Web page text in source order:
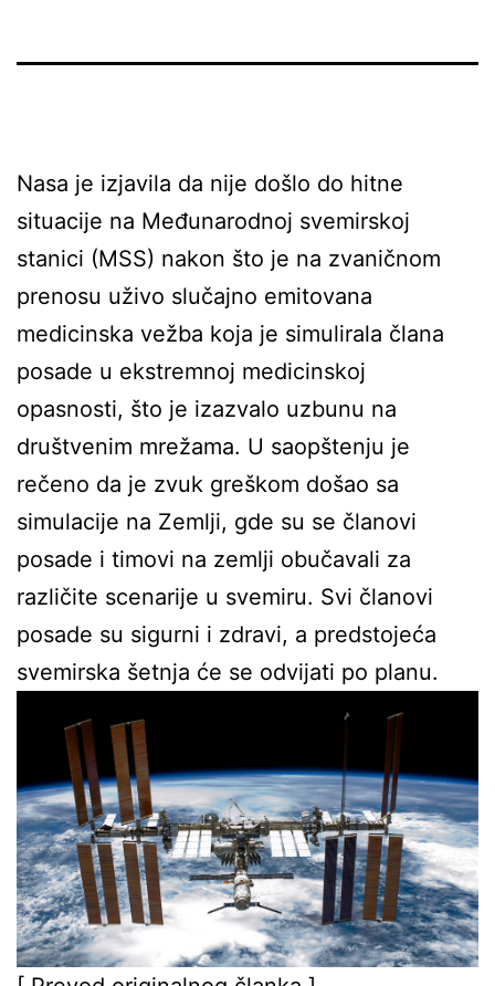
Nasa je izjavila da nije došlo do hitne
situacije na Međunarodnoj svemirskoj
stanici (MSS) nakon što je na zvaničnom
prenosu uživo slučajno emitovana
medicinska vežba koja je simulirala člana
posade u ekstremnoj medicinskoj
opasnosti, što je izazvalo uzbunu na
društvenim mrežama. U saopštenju je
rečeno da je zvuk greškom došao sa
simulacije na Zemlji, gde su se članovi
posade i timovi na zemlji obučavali za
različite scenarije u svemiru. Svi članovi
posade su sigurni i zdravi, a predstojeća
svemirska šetnja će se odvijati po planu.